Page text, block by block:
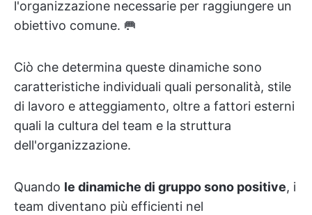
l'organizzazione necessarie per raggiungere un
obiettivo comune. 🥅
Ciò che determina queste dinamiche sono
caratteristiche individuali quali personalità, stile
di lavoro e atteggiamento, oltre a fattori esterni
quali la cultura del team e la struttura
dell'organizzazione.
Quando le dinamiche di gruppo sono positive, i
team diventano più efficienti nel